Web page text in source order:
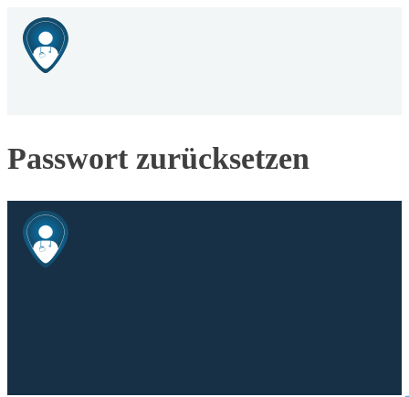
Passwort zurücksetzen